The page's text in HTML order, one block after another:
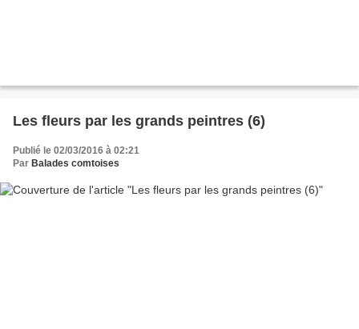
Les fleurs par les grands peintres (6)
Publié le 02/03/2016 à 02:21
Par Balades comtoises